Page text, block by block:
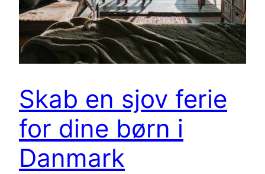
Skab en sjov ferie
for dine børn i
Danmark